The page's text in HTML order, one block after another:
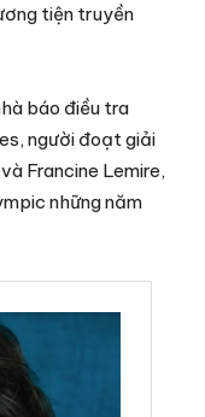
tiện truyền
báo điều tra
người đoạt giải
Francine Lemire,
những năm